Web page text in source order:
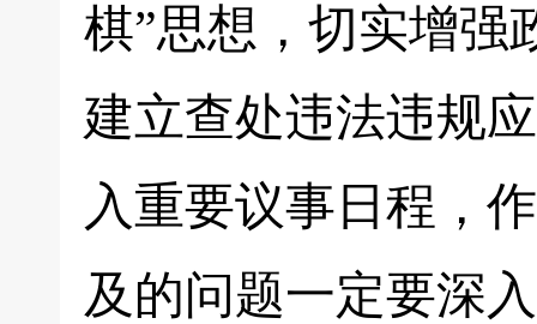
棋”思想，切实增强
建立查处违法违规
入重要议事日程，
及的问题一定要深